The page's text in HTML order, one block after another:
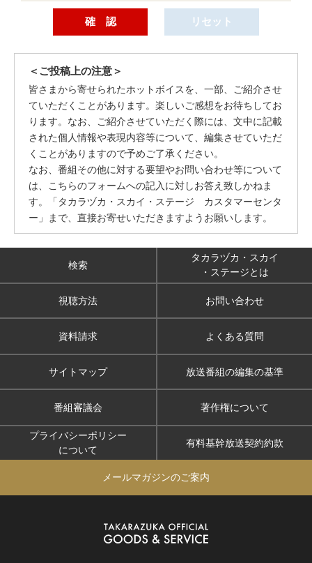
＜ご投稿上の注意＞
皆さまから寄せられたホットボイスを、一部、ご紹介させ
ていただくことがあります。楽しいご感想をお待ちしてお
ります。なお、ご紹介させていただく際には、文中に記載
された個人情報や表現内容等について、編集させていただ
くことがありますので予めご了承ください。
なお、番組その他に対する要望やお問い合わせ等について
は、こちらのフォームへの記入に対しお答え致しかねま
す。「タカラヅカ・スカイ・ステージ カスタマーセンタ
ー」まで、直接お寄せいただきますようお願いします。
検索
タカラヅカ・スカイ
・ステージとは
視聴方法 お問い合わせ
資料請求 よくある質問
サイトマップ 放送番組の編集の基準
番組審議会 著作権について
プライバシーポリシー
について
有料基幹放送契約約款
メールマガジンのご案内